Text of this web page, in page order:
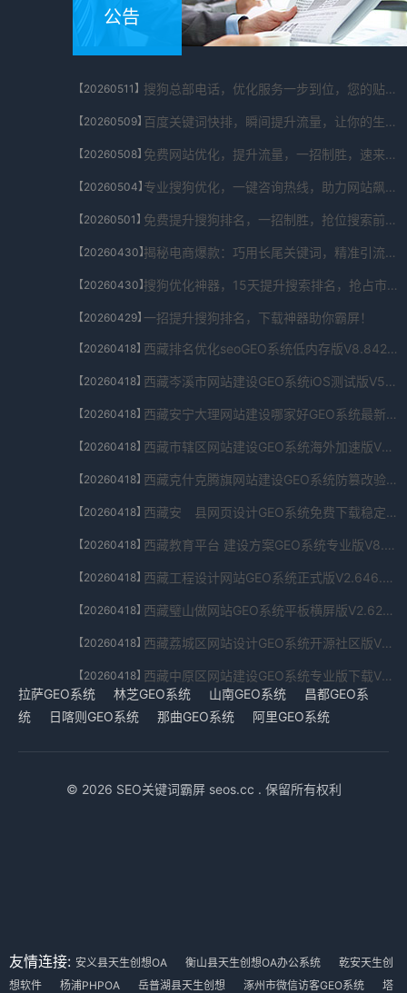
公告
【20260511】 搜狗总部电话，优化服务一步到位，您的贴心助手！
【20260509】 百度关键词快排，瞬间提升流量，让你的生意翻倍！
【20260508】 免费网站优化，提升流量，一招制胜，速来体验！
【20260504】 专业搜狗优化，一键咨询热线，助力网站飙升！
【20260501】 免费提升搜狗排名，一招制胜，抢位搜索前列！
【20260430】 揭秘电商爆款：巧用长尾关键词，精准引流秘籍！
【20260430】 搜狗优化神器，15天提升搜索排名，抢占市场先机！
【20260429】一招提升搜狗排名，下载神器助你霸屏！
【20260418】 西藏排名优化seoGEO系统低内存版V8.842.7509.9904下载
【20260418】 西藏岑溪市网站建设GEO系统iOS测试版V5.4.1138.00245下载
【20260418】 西藏安宁大理网站建设哪家好GEO系统最新安卓版appV9.484.892.6430下载
【20260418】 西藏市辖区网站建设GEO系统海外加速版V6.229.349.22415下载
【20260418】 西藏克什克腾旗网站建设GEO系统防篡改验证版V9.3.748.259下载
【20260418】 西藏安 县网页设计GEO系统免费下载稳定版V8.430.749.835下载
【20260418】 西藏教育平台 建设方案GEO系统专业版V8.5.5178.93922下载
【20260418】 西藏工程设计网站GEO系统正式版V2.646.2753.73568下载
【20260418】 西藏璧山做网站GEO系统平板横屏版V2.623.73.5683下载
【20260418】 西藏荔城区网站设计GEO系统开源社区版V8.6.3004.0214下载
【20260418】
西藏中原区网站建设GEO系统专业版下载V4.97.638.6469下载
拉萨GEO系统
林芝GEO系统 山南GEO系统
昌都GEO系
统
日喀则GEO系统 那曲GEO系统 阿里GEO系统
© 2026 SEO关键词霸屏 seos.cc . 保留所有权利
友情连接: 安义县天生创想OA 衡山县天生创想OA办公系统
乾安天生创
想软件
杨浦PHPOA 岳普湖县天生创想 涿州市微信访客GEO系统
塔